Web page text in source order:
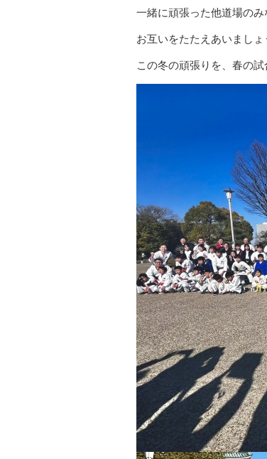
一緒に頑張った他道場のみ
お互いをたたえあいましょ
この冬の頑張りを、春の